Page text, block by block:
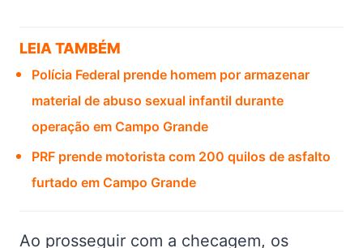
LEIA TAMBÉM
Polícia Federal prende homem por armazenar
material de abuso sexual infantil durante
operação em Campo Grande
PRF prende motorista com 200 quilos de asfalto
furtado em Campo Grande
Ao prosseguir com a checagem, os